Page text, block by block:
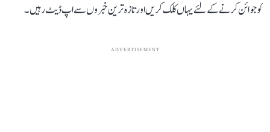
کو جوائن کرنے کے لئے یہاں کلک کریں اور تازہ ترین خبروں سے اپ ڈیٹ رہیں۔
ADVERTISEMENT